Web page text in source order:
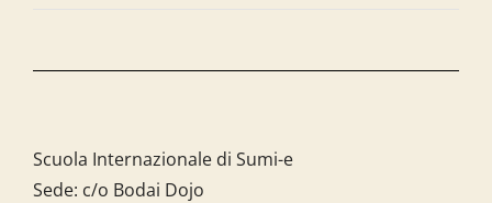
Scuola Internazionale di Sumi-e
Sede: c/o Bodai Dojo